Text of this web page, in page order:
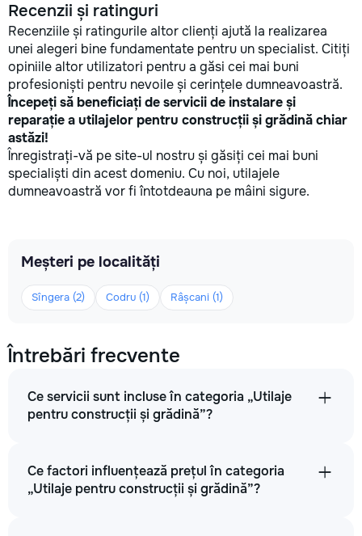
Recenzii și ratinguri
Recenziile și ratingurile altor clienți ajută la realizarea
unei alegeri bine fundamentate pentru un specialist. Citiți
opiniile altor utilizatori pentru a găsi cei mai buni
profesioniști pentru nevoile și cerințele dumneavoastră.
Începeți să beneficiați de servicii de instalare și
reparație a utilajelor pentru construcții și grădină chiar
astăzi!
Înregistrați-vă pe site-ul nostru și găsiți cei mai buni
specialiști din acest domeniu. Cu noi, utilajele
dumneavoastră vor fi întotdeauna pe mâini sigure.
Meșteri pe localități
Sîngera (2) Codru (1) Râșcani (1)
Întrebări frecvente
Ce servicii sunt incluse în categoria „Utilaje
pentru construcții și grădină”?
Ce factori influențează prețul în categoria
„Utilaje pentru construcții și grădină”?